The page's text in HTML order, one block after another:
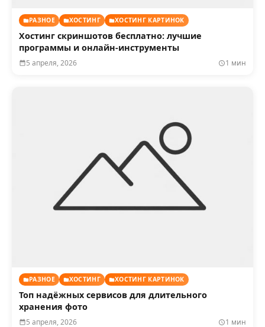
РАЗНОЕ ХОСТИНГ ХОСТИНГ КАРТИНОК
Хостинг скриншотов бесплатно: лучшие
программы и онлайн-инструменты
5 апреля, 2026 1 мин
РАЗНОЕ ХОСТИНГ ХОСТИНГ КАРТИНОК
Топ надёжных сервисов для длительного
хранения фото
5 апреля, 2026 1 мин